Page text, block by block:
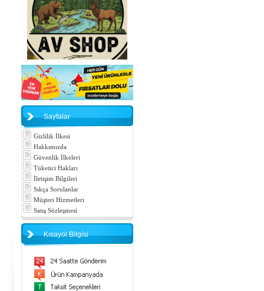
Sayfalar
Gizlilik İlkesi
Hakkımızda
Güvenlik İlkeleri
Tüketici Hakları
İletişim Bilgileri
Sıkça Sorulanlar
Müşteri Hizmetleri
Satış Sözleşmesi
Kısayol Bilgisi